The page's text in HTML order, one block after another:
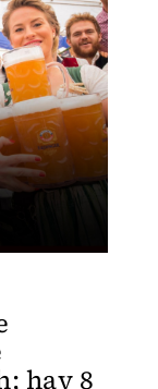
hay 8